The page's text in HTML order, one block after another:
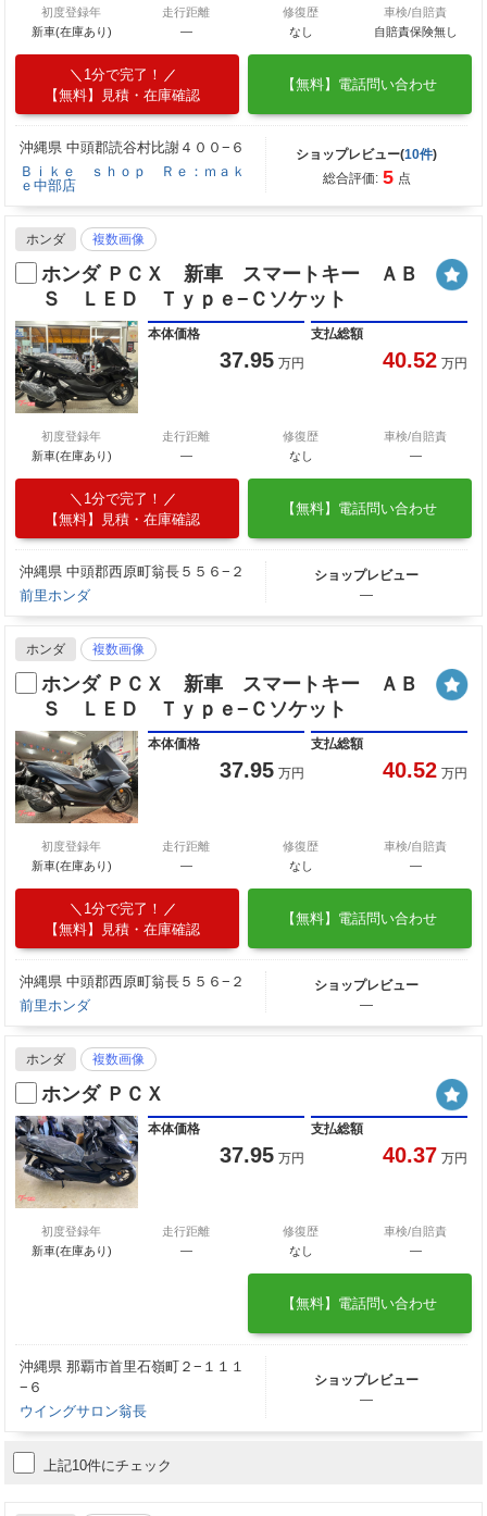
初度登録年
新車(在庫あり)
走行距離
―
修復歴
なし
車検/自賠責
自賠責保険無し
1分で完了！
【無料】見積・在庫確認
【無料】電話問い合わせ
沖縄県 中頭郡読谷村比謝４００−６
Ｂｉｋｅ ｓｈｏｐ Ｒｅ：ｍａｋ
ｅ中部店
ショップレビュー(10件)
総合評価: 5 点
ホンダ 複数画像
ホンダ ＰＣＸ 新車 スマートキー ＡＢ
Ｓ ＬＥＤ Ｔｙｐｅ−Ｃソケット
本体価格
37.95 万円
支払総額
40.52 万円
初度登録年
新車(在庫あり)
走行距離
―
修復歴
なし
車検/自賠責
―
1分で完了！
【無料】見積・在庫確認
【無料】電話問い合わせ
沖縄県 中頭郡西原町翁長５５６−２
前里ホンダ
ショップレビュー
―
ホンダ 複数画像
ホンダ ＰＣＸ 新車 スマートキー ＡＢ
Ｓ ＬＥＤ Ｔｙｐｅ−Ｃソケット
本体価格
37.95 万円
支払総額
40.52 万円
初度登録年
新車(在庫あり)
走行距離
―
修復歴
なし
車検/自賠責
―
1分で完了！
【無料】見積・在庫確認
【無料】電話問い合わせ
沖縄県 中頭郡西原町翁長５５６−２
前里ホンダ
ショップレビュー
―
ホンダ 複数画像
ホンダ ＰＣＸ
本体価格
37.95 万円
支払総額
40.37 万円
初度登録年
新車(在庫あり)
走行距離
―
修復歴
なし
車検/自賠責
―
【無料】電話問い合わせ
沖縄県 那覇市首里石嶺町２−１１１
−６
ウイングサロン翁長
ショップレビュー
―
上記10件にチェック